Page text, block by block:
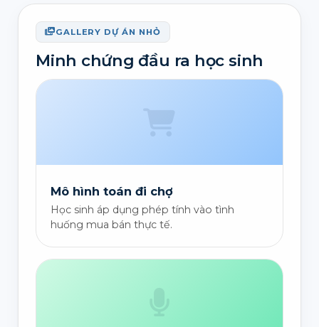
GALLERY DỰ ÁN NHỎ
Minh chứng đầu ra học sinh
Mô hình toán đi chợ
Học sinh áp dụng phép tính vào tình
huống mua bán thực tế.